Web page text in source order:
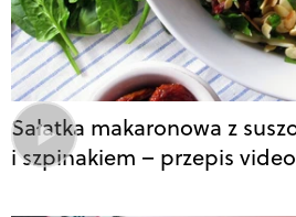
Sałatka makaronowa z
i szpinakiem – przepis video